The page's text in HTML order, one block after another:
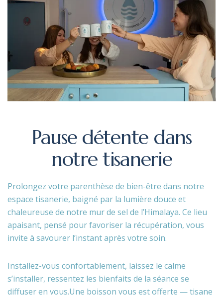
Pause détente dans
notre tisanerie
Prolongez votre parenthèse de bien-être dans notre
espace tisanerie, baigné par la lumière douce et
chaleureuse de notre mur de sel de l’Himalaya. Ce lieu
apaisant, pensé pour favoriser la récupération, vous
invite à savourer l’instant après votre soin.
Installez-vous confortablement, laissez le calme
s’installer, ressentez les bienfaits de la séance se
diffuser en vous.Une boisson vous est offerte — tisane